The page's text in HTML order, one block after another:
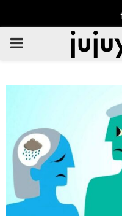
PRIMARY